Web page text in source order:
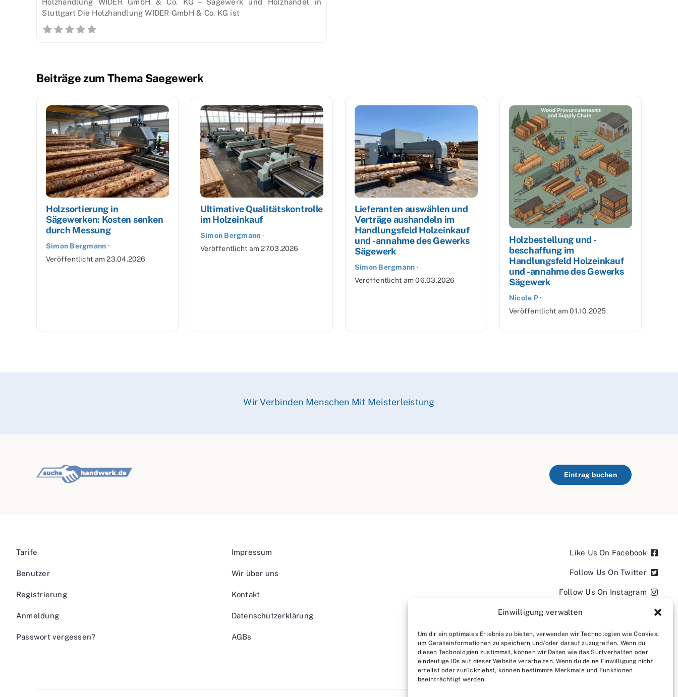
Einwilligung verwalten
Um dir ein optimales Erlebnis zu bieten, verwenden wir Technologien wie Cookies,
um Geräteinformationen zu speichern und/oder darauf zuzugreifen. Wenn du
diesen Technologien zustimmst, können wir Daten wie das Surfverhalten oder
eindeutige IDs auf dieser Website verarbeiten. Wenn du deine Einwilligung nicht
erteilst oder zurückziehst, können bestimmte Merkmale und Funktionen
beeinträchtigt werden.
Holzhandlung WIDER GmbH & Co. KG – Sägewerk und Holzhandel in
Stuttgart Die Holzhandlung WIDER GmbH & Co. KG ist
Beiträge zum Thema Saegewerk
Holzsortierung in
Sägewerken: Kosten senken
durch Messung
Simon Bergmann ·
Veröffentlicht am23.04.2026
Ultimative Qualitätskontrolle
im Holzeinkauf
Simon Bergmann ·
Veröffentlicht am27.03.2026
Lieferanten auswählen und
Verträge aushandeln im
Handlungsfeld Holzeinkauf
und -annahme des Gewerks
Sägewerk
Simon Bergmann ·
Veröffentlicht am06.03.2026
Holzbestellung und -
beschaffung im
Handlungsfeld Holzeinkauf
und -annahme des Gewerks
Sägewerk
Nicole P·
Veröffentlicht am01.10.2025
Wir Verbinden Menschen Mit Meisterleistung
Eintrag buchen
Tarife
Benutzer
Registrierung
Anmeldung
Passwort vergessen?
Impressum
Wir über uns
Kontakt
Datenschutzerklärung
AGBs
Like Us On Facebook
Follow Us On Twitter
Follow Us On Instagram
Follow Us On LinkedIn
Follow us on YouTube
Follow us on Pinterest